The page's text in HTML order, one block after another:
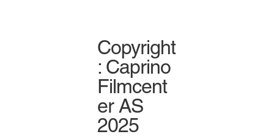
Copyright
: Caprino
Filmcent
er AS
2025